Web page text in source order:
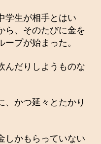
学生が相手とはい
ら、そのたびに金を
プが始まった。
んだりしようものな
、かつ延々とたかり
しかもらっていない